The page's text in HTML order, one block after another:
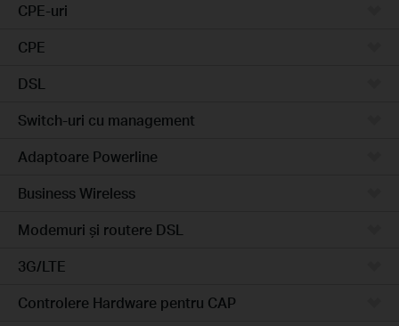
CPE-uri
CPE
DSL
Switch-uri cu management
Adaptoare Powerline
Business Wireless
Modemuri și routere DSL
3G/LTE
Controlere Hardware pentru CAP